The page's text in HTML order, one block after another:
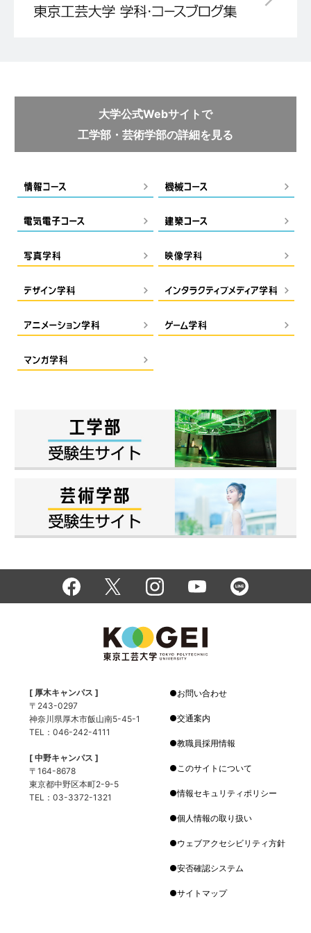
大学公式Webサイトで
工学部・芸術学部の詳細を見る
[ 厚木キャンパス ]
〒243-0297
神奈川県厚木市飯山南5-45-1
TEL：046-242-4111
[ 中野キャンパス ]
〒164-8678
東京都中野区本町2-9-5
TEL：03-3372-1321
お問い合わせ
交通案内
教職員採用情報
このサイトについて
情報セキュリティポリシー
個人情報の取り扱い
ウェブアクセシビリティ方針
安否確認システム
サイトマップ